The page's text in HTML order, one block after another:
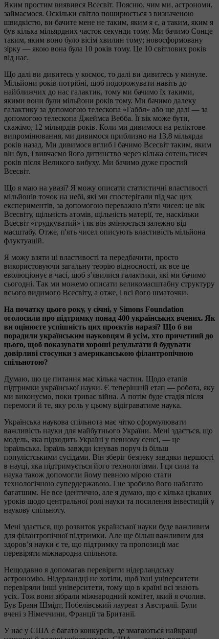
Яким простим виявився Всесвіт. Поясню, чим ми, астрономи,
займаємося. Оскільки світло поширюється з визначеною
швидкістю, ви бачите мене не таким, яким я є, а таким, яким я
був кілька мільярдних часток секунди тому. Ми бачимо Сонце
таким, яким воно було вісім хвилин тому; новосформовану
зірку — якою вона була 10 років тому. Це 10 світлових років
від нас.
Що далі ви дивитесь у космос, то далі ви дивитесь у минуле.
Мільйони років потрібні, щоб подорожувати навіть до
найближчих до нас галактик, тому ми бачимо їх такими,
якими вони були мільйони років тому. Ми бачимо далеку
галактику за допомогою телескопа «Габбл» або ще далі — за
допомогою телескопа Джеймса Вебба. Її вік може бути,
скажімо, 12 мільярдів років. Коли ми дивимося на реліктове
випромінювання, ми дивимося приблизно на 13,8 мільярда
років назад. Ми дивимося вглиб і бачимо Всесвіт таким, яким
він був, і вивчаємо його дитинство через кілька сотень тисяч
років після Великого вибуху. Ми бачимо дуже простий
Всесвіт.
Що я маю на увазі? Я можу описати статистичні властивості
мільйонів точок на небі, які ми спостерігали під час цих
експериментів, за допомогою переважно п'яти чисел: це вік
Всесвіту, щільність атомів, щільність матерії, те, наскільки
Всесвіт «грудкуватий» і як він змінюється залежно від
масштабу. Отже, п'ять чисел описують властивість мільйона
флуктуацій.
Я можу взяти ці властивості та передбачити, просто
використовуючи загальну теорію відносності, як все це
еволюціонує в часі, щоб з’явилися галактики, які ми бачимо
сьогодні. Так ми можемо описати великомасштабну структуру
всього видимого Всесвіту, а отже, і всі його шматочки.
На початку цього року, у січні, у Simons Foundation
оголосили про підтримку понад 400 українських вчених. Як
ви оцінюєте успішність цих проєктів наразі? Що б ви
порадили українським науковцям й усім, хто причетний до
цього, щоб показувати хороші результати й будувати
довірливі стосунки з американською філантропічною
спільнотою?
Думаю, що це питання має кілька частин. Щодо етапів
підтримки української науки. Є теперішній етап — робота, яку
ми виконуємо, поки триває війна. А потім буде стадія після
перемоги й те, яку роль у цьому відіграватиме наука.
Українська наукова спільнота має чітко сформулювати
важливість науки для майбутнього України. Мені здається, що
модель, яка підходить Україні у певному сенсі, — це
ізраїльська. Ізраїль завжди існував поруч із більш
популістськими сусідами. Він зберіг безпеку завдяки першості
в науці, яка підтримується його технологіями. І ця сила та
наука також допомогли йому певною мірою стати
технологічною супердержавою. І це зробило його набагато
багатшим. Не все ідентично, але я думаю, що є кілька цікавих
уроків щодо центральної ролі науки та посилення інвестицій у
наукову спільноту.
Мені здається, що розвиток української науки буде важливим
для філантропічної підтримки. Але ще більш важливим для
здоров’я науки є те, що підтримку та пропозиції має
перевіряти міжнародна спільнота.
Нещодавно я допомагав перевірити нідерландську
астрономію. Нідерландці не хотіли, щоб їхні університети
перевіряли інші університети, тому що в країні всі знають
усіх. Тож вони зібрали міжнародний комітет, який я очолив.
Був Браян Шмідт, Нобелівський лауреат з Австралії. Були
вчені з Німеччини, Франції та Британії.
У нас у США є багато конкурсів, де змагаються найкращі